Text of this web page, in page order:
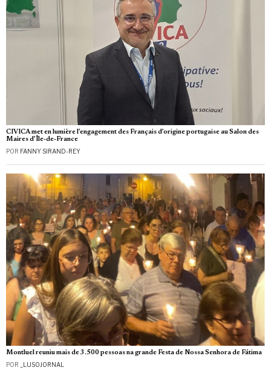
CIVICA met en lumière l’engagement des Français d’origine portugaise au Salon des
Maires d’Île-de-France
POR FANNY SIRAND-REY
Montluel reuniu mais de 3.500 pessoas na grande Festa de Nossa Senhora de Fátima
POR _LUSOJORNAL